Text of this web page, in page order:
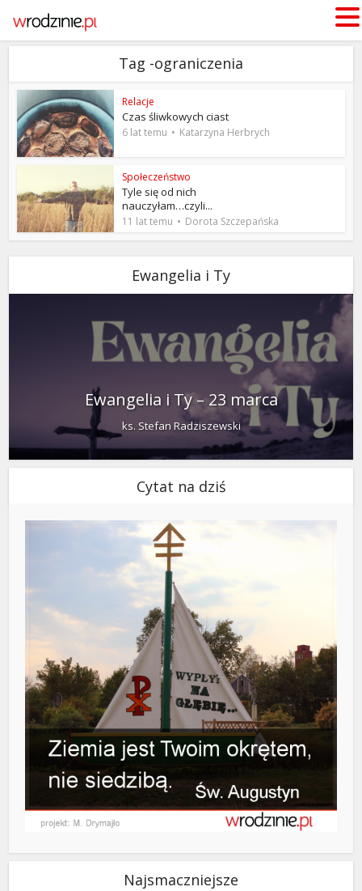
Tag -ograniczenia
Relacje
Czas śliwkowych ciast
6 lat temu Katarzyna Herbrych
Społeczeństwo
Tyle się od nich
nauczyłam…czyli...
11 lat temu Dorota Szczepańska
Ewangelia i Ty
Ewangelia i Ty – 23 marca
ks. Stefan Radziszewski
Cytat na dziś
Najsmaczniejsze